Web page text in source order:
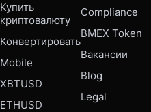
Купить
криптовалюту
Конвертировать
Mobile
XBTUSD
ETHUSD
Compliance
BMEX Token
Вакансии
Blog
Legal